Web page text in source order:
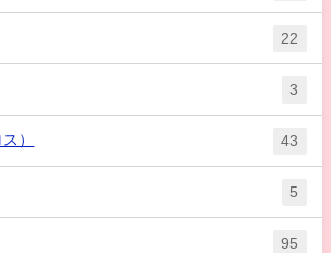
22
3
） 43
5
95